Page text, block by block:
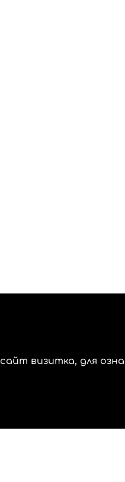
сайт визитка, для